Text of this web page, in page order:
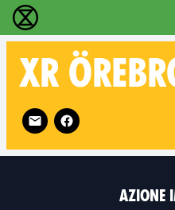
Extinction Rebellion -
XR
Follow XR Örebro on
AZIONE